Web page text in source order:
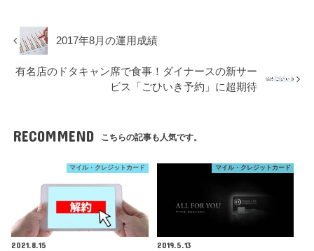
2017年8月の運用成績
有名店のドタキャン席で食事！ダイナースの新サー
ビス「ごひいき予約」に超期待
RECOMMEND こちらの記事も人気です。
マイル・クレジットカード
2021.8.15
マイル・クレジットカード
2019.5.13